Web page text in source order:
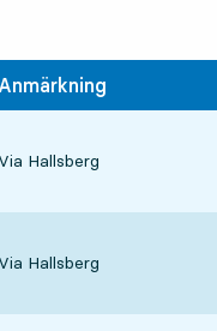
Anmärkning
Via Hallsberg
Via Hallsberg